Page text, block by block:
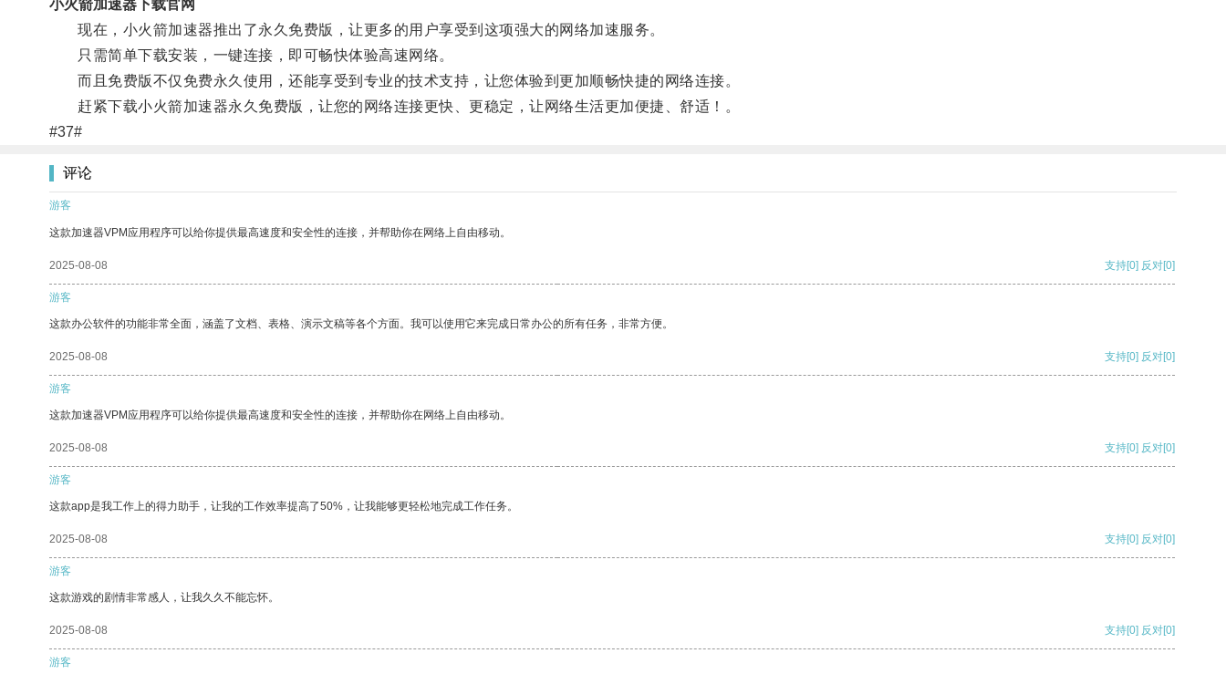
小火箭加速器下载官网
现在，小火箭加速器推出了永久免费版，让更多的用户享受到这项强大的网络加速服务。
只需简单下载安装，一键连接，即可畅快体验高速网络。
而且免费版不仅免费永久使用，还能享受到专业的技术支持，让您体验到更加顺畅快捷的网络连接。
赶紧下载小火箭加速器永久免费版，让您的网络连接更快、更稳定，让网络生活更加便捷、舒适！。
#37#
评论
游客
这款加速器VPM应用程序可以给你提供最高速度和安全性的连接，并帮助你在网络上自由移动。
2025-08-08 支持[0] 反对[0]
游客
这款办公软件的功能非常全面，涵盖了文档、表格、演示文稿等各个方面。我可以使用它来完成日常办公的所有任务，非常方便。
2025-08-08 支持[0] 反对[0]
游客
这款加速器VPM应用程序可以给你提供最高速度和安全性的连接，并帮助你在网络上自由移动。
2025-08-08 支持[0] 反对[0]
游客
这款app是我工作上的得力助手，让我的工作效率提高了50%，让我能够更轻松地完成工作任务。
2025-08-08 支持[0] 反对[0]
游客
这款游戏的剧情非常感人，让我久久不能忘怀。
2025-08-08 支持[0] 反对[0]
游客